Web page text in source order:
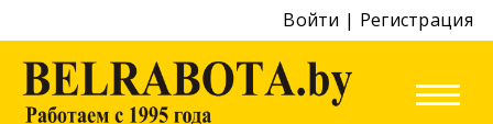
Войти | Регистрация